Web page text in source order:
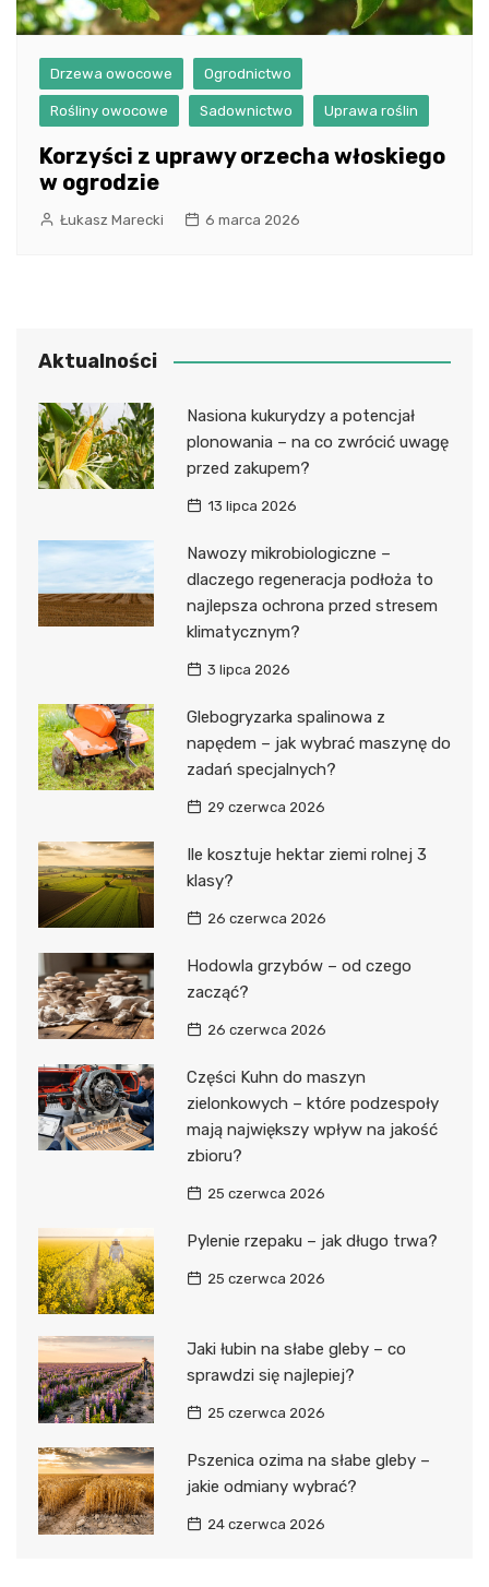
Drzewa owocowe Ogrodnictwo
Rośliny owocowe Sadownictwo Uprawa roślin
Korzyści z uprawy orzecha włoskiego
w ogrodzie
Łukasz Marecki 6 marca 2026
Aktualności
Nasiona kukurydzy a potencjał
plonowania – na co zwrócić uwagę
przed zakupem?
13 lipca 2026
Nawozy mikrobiologiczne –
dlaczego regeneracja podłoża to
najlepsza ochrona przed stresem
klimatycznym?
3 lipca 2026
Glebogryzarka spalinowa z
napędem – jak wybrać maszynę do
zadań specjalnych?
29 czerwca 2026
Ile kosztuje hektar ziemi rolnej 3
klasy?
26 czerwca 2026
Hodowla grzybów – od czego
zacząć?
26 czerwca 2026
Części Kuhn do maszyn
zielonkowych – które podzespoły
mają największy wpływ na jakość
zbioru?
25 czerwca 2026
Pylenie rzepaku – jak długo trwa?
25 czerwca 2026
Jaki łubin na słabe gleby – co
sprawdzi się najlepiej?
25 czerwca 2026
Pszenica ozima na słabe gleby –
jakie odmiany wybrać?
24 czerwca 2026